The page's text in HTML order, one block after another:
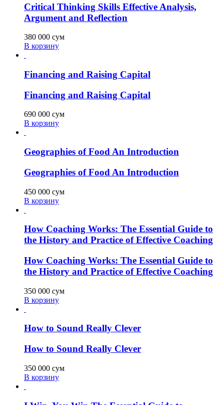
Critical Thinking Skills Effective Analysis,
Argument and Reflection
380 000 сум
В корзину
Financing and Raising Capital
Financing and Raising Capital
690 000 сум
В корзину
Geographies of Food An Introduction
Geographies of Food An Introduction
450 000 сум
В корзину
How Coaching Works: The Essential Guide to
the History and Practice of Effective Coaching
How Coaching Works: The Essential Guide to
the History and Practice of Effective Coaching
350 000 сум
В корзину
How to Sound Really Clever
How to Sound Really Clever
350 000 сум
В корзину